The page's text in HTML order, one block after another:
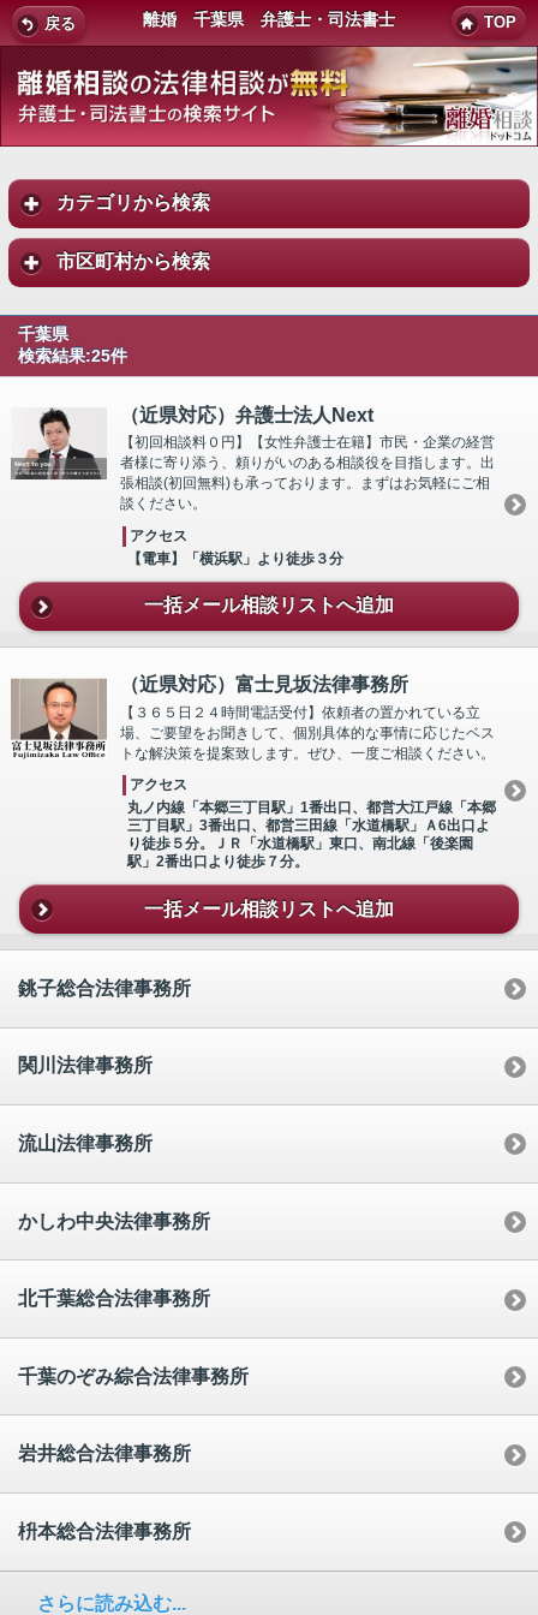
戻る 離婚 千葉県 弁護士・司法書士 TOP
カテゴリから検索
市区町村から検索
千葉県
検索結果:25件
（近県対応）弁護士法人Next
【初回相談料０円】【女性弁護士在籍】市民・企業の経営
者様に寄り添う、頼りがいのある相談役を目指します。出
張相談(初回無料)も承っております。まずはお気軽にご相
談ください。
アクセス
【電車】「横浜駅」より徒歩３分
一括メール相談リストへ追加
（近県対応）富士見坂法律事務所
【３６５日２４時間電話受付】依頼者の置かれている立
場、ご要望をお聞きして、個別具体的な事情に応じたベス
トな解決策を提案致します。ぜひ、一度ご相談ください。
アクセス
丸ノ内線「本郷三丁目駅」1番出口、都営大江戸線「本郷
三丁目駅」3番出口、都営三田線「水道橋駅」Ａ6出口よ
り徒歩５分。ＪＲ「水道橋駅」東口、南北線「後楽園
駅」2番出口より徒歩７分。
一括メール相談リストへ追加
銚子総合法律事務所
関川法律事務所
流山法律事務所
かしわ中央法律事務所
北千葉総合法律事務所
千葉のぞみ綜合法律事務所
岩井総合法律事務所
枡本総合法律事務所
さらに読み込む...